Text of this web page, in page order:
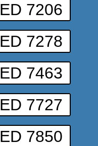
ED 7206
ED 7278
ED 7463
ED 7727
ED 7850